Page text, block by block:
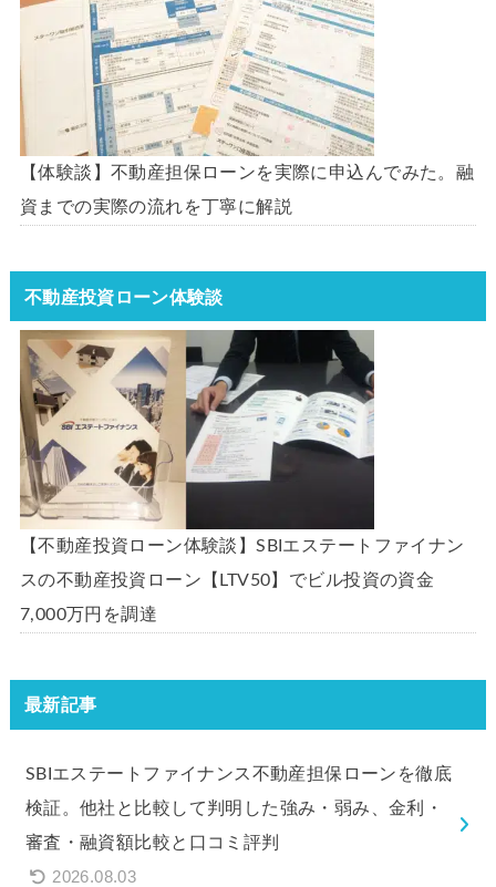
【体験談】不動産担保ローンを実際に申込んでみた。融
資までの実際の流れを丁寧に解説
不動産投資ローン体験談
【不動産投資ローン体験談】SBIエステートファイナン
スの不動産投資ローン【LTV50】でビル投資の資金
7,000万円を調達
最新記事
SBIエステートファイナンス不動産担保ローンを徹底
検証。他社と比較して判明した強み・弱み、金利・
審査・融資額比較と口コミ評判
2026.08.03